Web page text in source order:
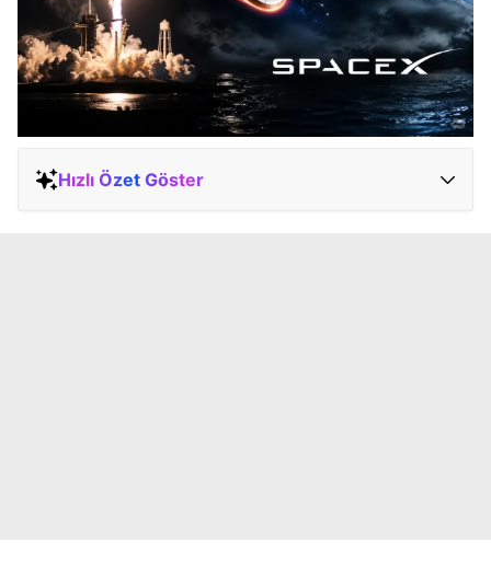
Hızlı Özet Göster